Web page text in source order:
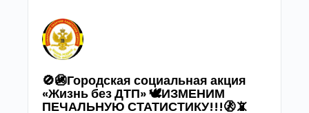
🚫🚳Городская социальная акция
«Жизнь без ДТП» 🕊ИЗМЕНИМ
ПЕЧАЛЬНУЮ СТАТИСТИКУ!!!🚷📵